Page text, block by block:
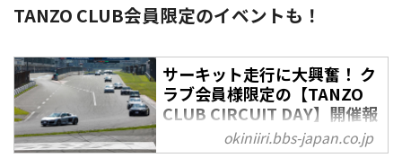
CLUB』。本クラブにはお得でう
はその詳細についてご紹介しま
す。
TANZO CLUB会員限定のイベントも！
サーキット走行に大興奮！ ク
ラブ会員様限定の【TANZO
CLUB CIRCUIT DAY】開催報
告 - OKINIIRIokiniiri.bbs-japan.co.jp